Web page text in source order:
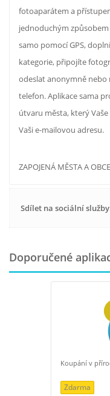
fotoaparátem a
jednoduchým
samo pomocí GPS,
kategorie, připojíte
odeslat anonymně nebo
telefon. Aplikace sama
útvaru města, který
Vaši e-mailovou adresu.
ZAPOJENÁ MĚSTA A
Sdílet na sociální
Doporučené
Koupání v
Zdarma